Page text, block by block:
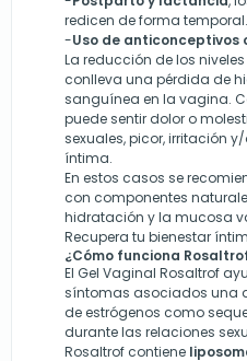
redicen de forma temporal.
-Uso de anticonceptivos
La reducción de los
conlleva una pérdida de
sanguínea en la vagina.
puede sentir dolor o
sexuales, picor, irritación
íntima.
En estos casos se
con componentes
hidratación y la mucosa
Recupera tu bienestar
¿Cómo funciona
El Gel Vaginal Rosaltrof
síntomas asociados una
de estrógenos como
durante las relaciones
Rosaltrof contiene